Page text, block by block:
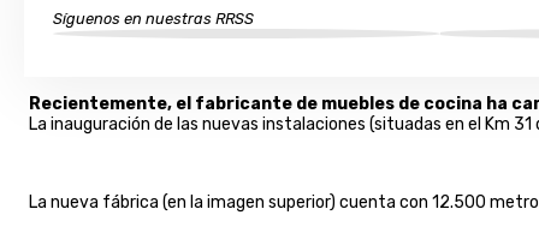
Síguenos en nuestras RRSS
Recientemente, el fabricante de muebles de cocina ha
La inauguración de las nuevas instalaciones (situadas en el Km
La nueva fábrica (en la imagen superior) cuenta con 12.500